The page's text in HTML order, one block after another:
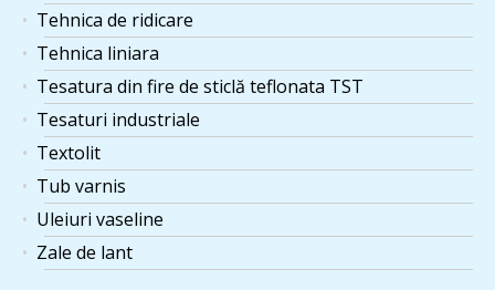
Tehnica de ridicare
Tehnica liniara
Tesatura din fire de sticlă teflonata TST
Tesaturi industriale
Textolit
Tub varnis
Uleiuri vaseline
Zale de lant